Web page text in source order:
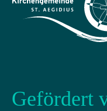
Gefördert